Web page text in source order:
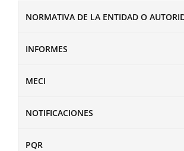
NORMATIVA DE LA ENTIDAD O
INFORMES
MECI
NOTIFICACIONES
PQR